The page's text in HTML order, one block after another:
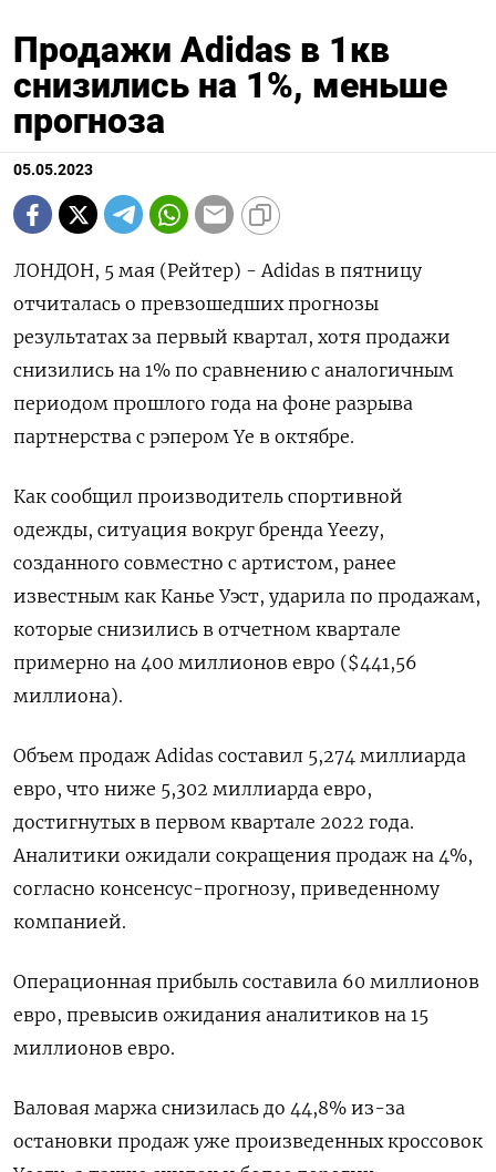
Продажи Adidas в 1кв
снизились на 1%, меньше
прогноза
05.05.2023
ЛОНДОН, 5 мая (Рейтер) - Adidas в пятницу
отчиталась о превзошедших прогнозы
результатах за первый квартал, хотя продажи
снизились на 1% по сравнению с аналогичным
периодом прошлого года на фоне разрыва
партнерства с рэпером Ye в октябре.
Как сообщил производитель спортивной
одежды, ситуация вокруг бренда Yeezy,
созданного совместно с артистом, ранее
известным как Канье Уэст, ударила по продажам,
которые снизились в отчетном квартале
примерно на 400 миллионов евро ($441,56
миллиона).
Объем продаж Adidas составил 5,274 миллиарда
евро, что ниже 5,302 миллиарда евро,
достигнутых в первом квартале 2022 года.
Аналитики ожидали сокращения продаж на 4%,
согласно консенсус-прогнозу, приведенному
компанией.
Операционная прибыль составила 60 миллионов
евро, превысив ожидания аналитиков на 15
миллионов евро.
Валовая маржа снизилась до 44,8% из-за
остановки продаж уже произведенных кроссовок